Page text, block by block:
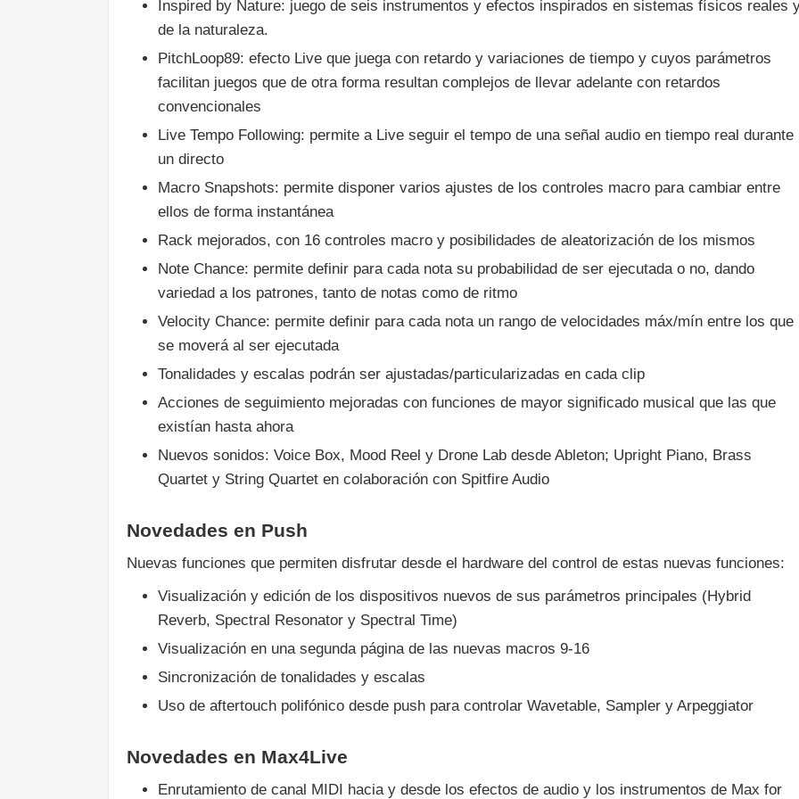
Inspired by Nature: juego de seis instrumentos y efectos inspirados en sistemas físicos reales
de la naturaleza.
PitchLoop89: efecto Live que juega con retardo y variaciones de tiempo y cuyos parámetros
facilitan juegos que de otra forma resultan complejos de llevar adelante con retardos
convencionales
Live Tempo Following: permite a Live seguir el tempo de una señal audio en tiempo real durante
un directo
Macro Snapshots: permite disponer varios ajustes de los controles macro para cambiar entre
ellos de forma instantánea
Rack mejorados, con 16 controles macro y posibilidades de aleatorización de los mismos
Note Chance: permite definir para cada nota su probabilidad de ser ejecutada o no, dando
variedad a los patrones, tanto de notas como de ritmo
Velocity Chance: permite definir para cada nota un rango de velocidades máx/mín entre los que
se moverá al ser ejecutada
Tonalidades y escalas podrán ser ajustadas/particularizadas en cada clip
Acciones de seguimiento mejoradas con funciones de mayor significado musical que las que
existían hasta ahora
Nuevos sonidos: Voice Box, Mood Reel y Drone Lab desde Ableton; Upright Piano, Brass
Quartet y String Quartet en colaboración con Spitfire Audio
Novedades en Push
Nuevas funciones que permiten disfrutar desde el hardware del control de estas nuevas funciones:
Visualización y edición de los dispositivos nuevos de sus parámetros principales (Hybrid
Reverb, Spectral Resonator y Spectral Time)
Visualización en una segunda página de las nuevas macros 9-16
Sincronización de tonalidades y escalas
Uso de aftertouch polifónico desde push para controlar Wavetable, Sampler y Arpeggiator
Novedades en Max4Live
Enrutamiento de canal MIDI hacia y desde los efectos de audio y los instrumentos de Max for